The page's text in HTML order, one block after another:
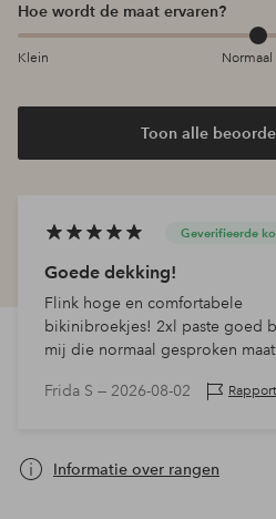
Hoe wordt de maat ervaren?
Klein Normaal
Toon alle
Geverifieerde
Goede dekking!
Flink hoge en comfortabele
bikinibroekjes! 2xl paste goed
mij die normaal gesproken maat
Frida S — 2026-08-02
Informatie over rangen